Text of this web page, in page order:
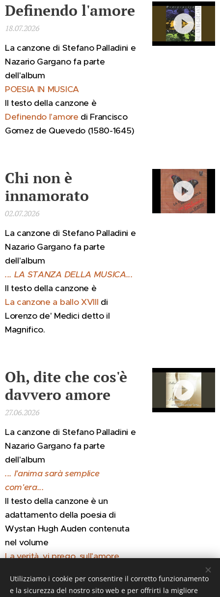
Definendo l'amore
18.07.2026
La canzone di Stefano Palladini e
Nazario Gargano fa parte
dell'album
POESIA IN MUSICA
Il testo della canzone è
Definendo l'amore di Francisco
Gomez de Quevedo (1580-1645)
Chi non è
innamorato
02.07.2026
La canzone di Stefano Palladini e
Nazario Gargano fa parte
dell'album
... LA STANZA DELLA MUSICA...
Il testo della canzone è
La canzone a ballo XVIII di
Lorenzo de' Medici detto il
Magnifico.
Oh, dite che cos'è
davvero amore
27.06.2026
La canzone di Stefano Palladini e
Nazario Gargano fa parte
dell'album
... l'anima sarà semplice
com'era...
Il testo della canzone è un
adattamento della poesia di
Wystan Hugh Auden contenuta
nel volume
La verità, vi prego, sull'amore
Utilizziamo i cookie per consentire il corretto funzionamento
e la sicurezza del nostro sito web e per offrirti la migliore